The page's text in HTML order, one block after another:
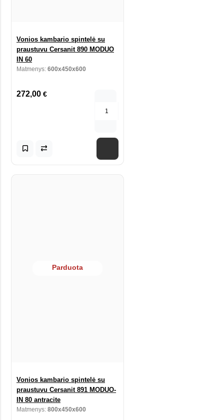
Vonios kambario spintelė su
praustuvu Cersanit 890 MODUO
IN 60
Matmenys: 600x450x600
272,00 €
Parduota
Vonios kambario spintelė su
praustuvu Cersanit 891 MODUO-
IN 80 antracite
Matmenys: 800x450x600